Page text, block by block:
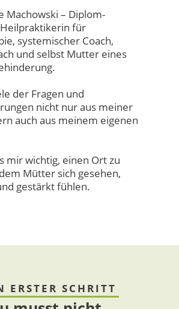
Machowski – Diplom-
für
systemischer Coach,
und selbst Mutter eines
der Fragen und
nicht nur aus meiner
auch aus meinem eigenen
mir wichtig, einen Ort zu
Mütter sich gesehen,
gestärkt fühlen.
ERSTER SCHRITT